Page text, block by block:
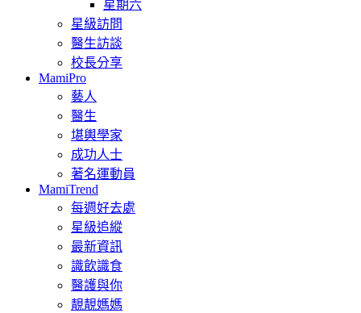
星期六
星級訪問
醫生訪談
校長分享
MamiPro
藝人
醫生
堪輿學家
成功人士
著名運動員
MamiTrend
每週好去處
星級追縱
最新資訊
識飲識食
醫護與你
靚靚媽媽